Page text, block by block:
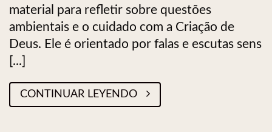
material para refletir sobre questões
ambientais e o cuidado com a Criação de
Deus. Ele é orientado por falas e escutas sens
[...]
CONTINUAR LEYENDO